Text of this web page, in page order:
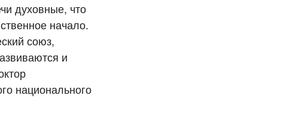
духовные, что
начало.
союз,
и
национального